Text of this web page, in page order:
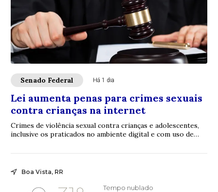
Senado Federal Há 1 dia
Lei aumenta penas para crimes sexuais
contra crianças na internet
Crimes de violência sexual contra crianças e adolescentes,
inclusive os praticados no ambiente digital e com uso de
Boa Vista, RR
Tempo nublado